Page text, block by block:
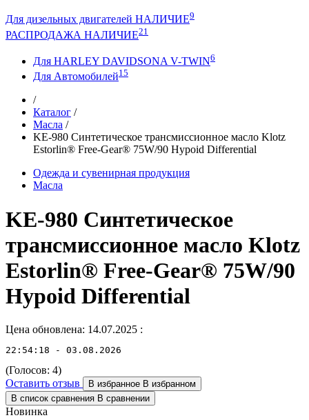
Для дизельных двигателей НАЛИЧИЕ9
РАСПРОДАЖА НАЛИЧИЕ21
Для HARLEY DAVIDSONA V-TWIN6
Для Автомобилей15
/
Каталог /
Масла /
KE-980 Синтетическое трансмиссионное масло Klotz
Estorlin® Free-Gear® 75W/90 Hypoid Differential
Одежда и сувенирная продукция
Масла
KE-980 Синтетическое
трансмиссионное масло Klotz
Estorlin® Free-Gear® 75W/90
Hypoid Differential
Цена обновлена: 14.07.2025 :
22:54:18 - 03.08.2026
(Голосов: 4)
Оставить отзыв
В избранное В избранном
В список сравнения В сравнении
Новинка